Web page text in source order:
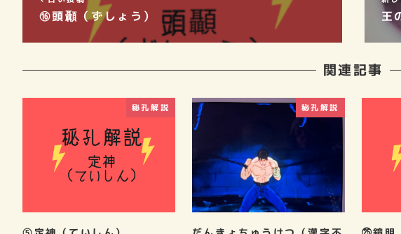
⑯頭顳（ずしょう） 王
関連記事
秘孔解説 秘孔解説